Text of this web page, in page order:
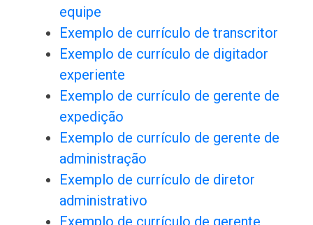
equipe
Exemplo de currículo de transcritor
Exemplo de currículo de digitador
experiente
Exemplo de currículo de gerente de
expedição
Exemplo de currículo de gerente de
administração
Exemplo de currículo de diretor
administrativo
Exemplo de currículo de gerente